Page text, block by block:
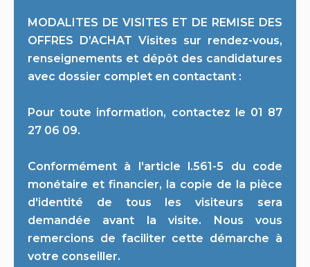
MODALITES DE VISITES ET DE REMISE DES
OFFRES D’ACHAT Visites sur rendez-vous,
renseignements et dépôt des candidatures
avec dossier complet en contactant :
Pour toute information, contactez le 01 87
27 06 09.
Conformément à l'article l.561-5 du code
monétaire et financier, la copie de la pièce
d'identité de tous les visiteurs sera
demandée avant la visite. Nous vous
remercions de faciliter cette démarche à
votre conseiller.